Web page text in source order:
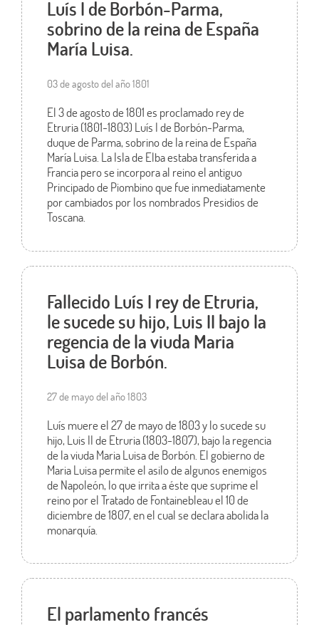
Luís I de Borbón-Parma,
sobrino de la reina de España
María Luisa.
03 de agosto del año 1801
El 3 de agosto de 1801 es proclamado rey de
Etruria (1801-1803) Luís I de Borbón-Parma,
duque de Parma, sobrino de la reina de España
María Luisa. La Isla de Elba estaba transferida a
Francia pero se incorpora al reino el antiguo
Principado de Piombino que fue inmediatamente
por cambiados por los nombrados Presidios de
Toscana.
Fallecido Luís I rey de Etruria,
le sucede su hijo, Luis II bajo la
regencia de la viuda Maria
Luisa de Borbón.
27 de mayo del año 1803
Luís muere el 27 de mayo de 1803 y lo sucede su
hijo, Luis II de Etruria (1803-1807), bajo la regencia
de la viuda Maria Luisa de Borbón. El gobierno de
Maria Luisa permite el asilo de algunos enemigos
de Napoleón, lo que irrita a éste que suprime el
reino por el Tratado de Fontainebleau el 10 de
diciembre de 1807, en el cual se declara abolida la
monarquía.
El parlamento francés